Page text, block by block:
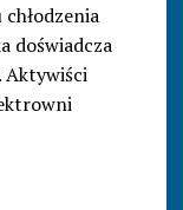
doświadcza
Aktywiści